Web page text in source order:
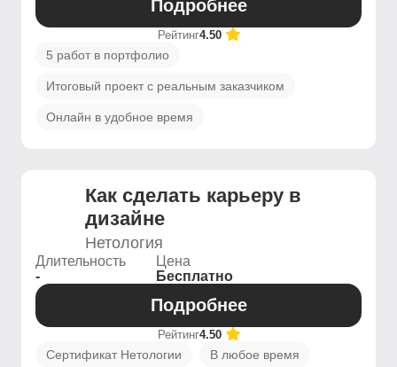
Подробнее
Рейтинг4.50
5 работ в портфолио
Итоговый проект с реальным заказчиком
Онлайн в удобное время
Как сделать карьеру в
дизайне
Нетология
Длительность
-
Цена
Бесплатно
Подробнее
Рейтинг4.50
Сертификат Нетологии В любое время